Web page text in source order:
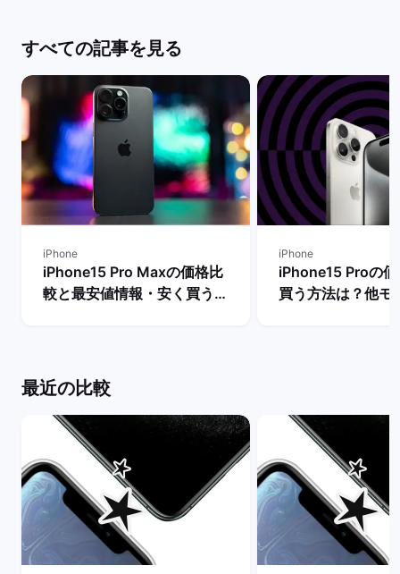
すべての記事を見る
iPhone
iPhone15 Pro Maxの価格比
較と最安値情報・安く買う方
iPhone
iPhone15 Proの
買う方法は？他モ
最近の比較